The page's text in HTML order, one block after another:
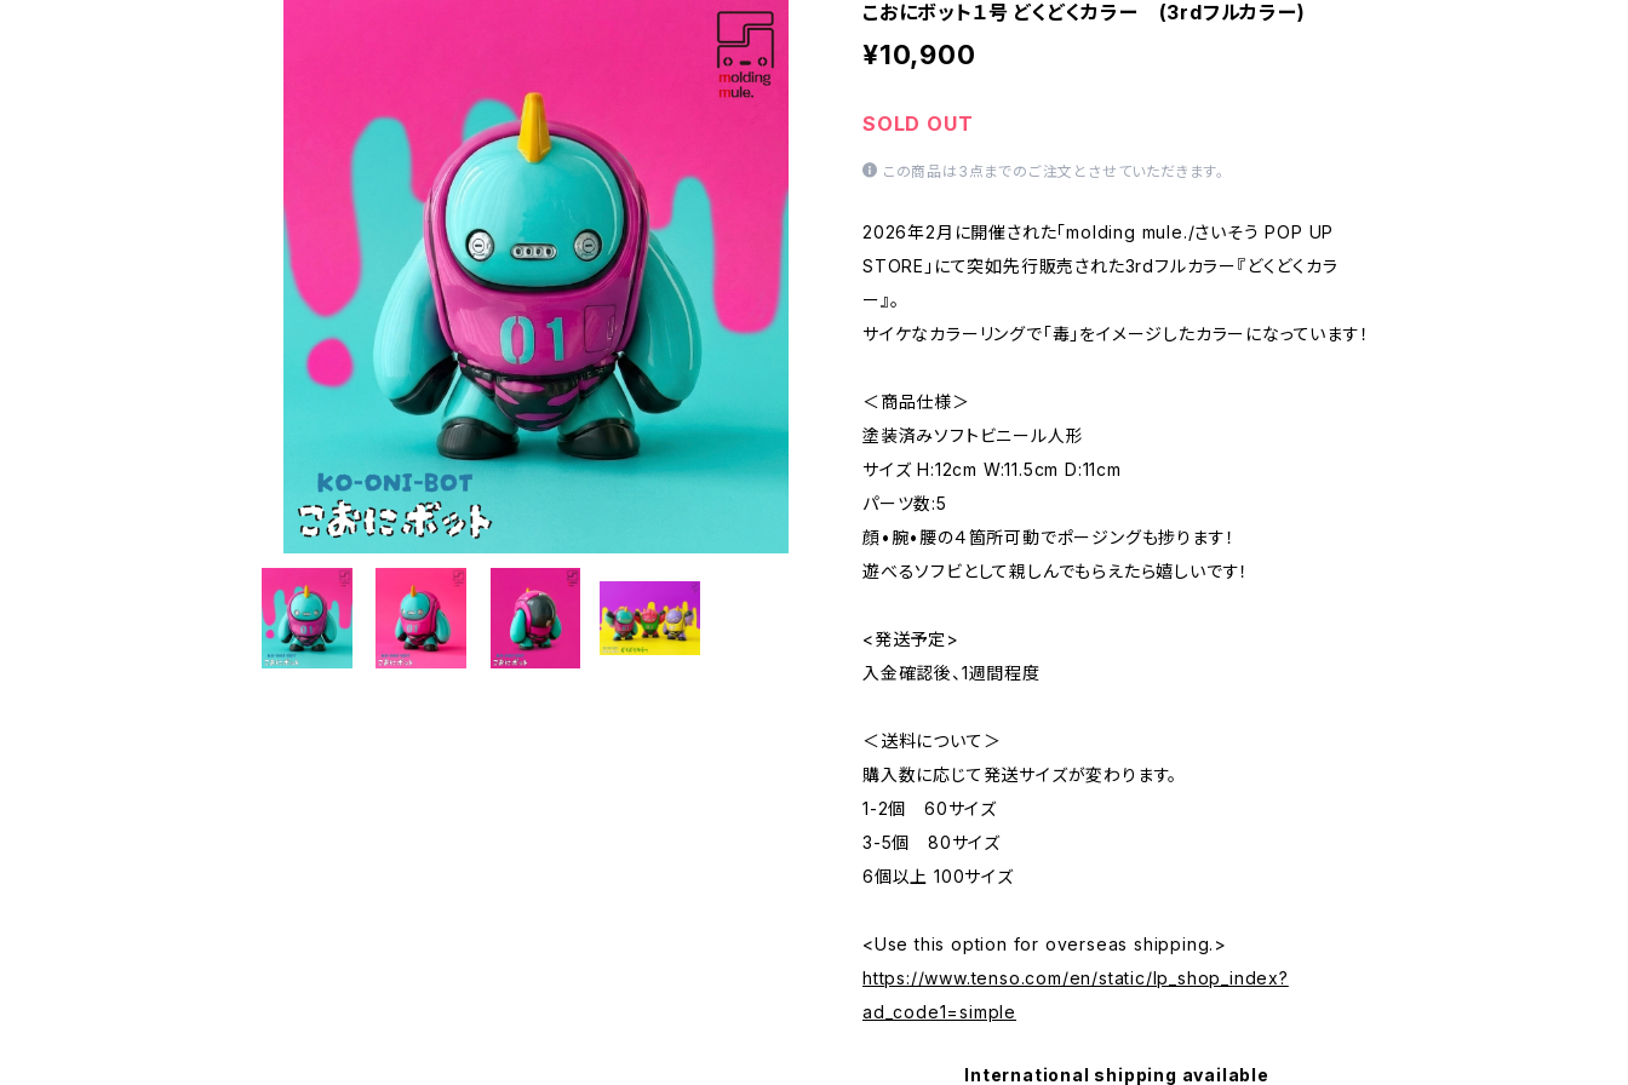
こおにボット１号 どくどくカラー (3rdフルカラー)
¥10,900
SOLD OUT
この商品は3点までのご注文とさせていただきます。
2026年2月に開催された「molding mule./さいそう POP UP
STORE」にて突如先行販売された3rdフルカラー『どくどくカラ
ー』。
サイケなカラーリングで「毒」をイメージしたカラーになっています！
＜商品仕様＞
塗装済みソフトビニール人形
サイズ H:12cm W:11.5cm D:11cm
パーツ数:5
顔•腕•腰の４箇所可動でポージングも捗ります！
遊べるソフビとして親しんでもらえたら嬉しいです！
<発送予定>
入金確認後、1週間程度
＜送料について＞
購入数に応じて発送サイズが変わります。
1-2個 60サイズ
3-5個 80サイズ
6個以上 100サイズ
<Use this option for overseas shipping.>
https://www.tenso.com/en/static/lp_shop_index?
ad_code1=simple
International shipping available